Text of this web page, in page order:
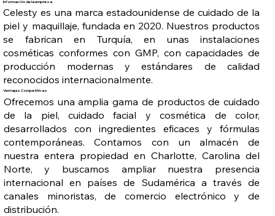
Información de la empresa
Celesty es una marca estadounidense de cuidado de la
piel y maquillaje, fundada en 2020. Nuestros productos
se fabrican en Turquía, en unas instalaciones
cosméticas conformes con GMP, con capacidades de
producción modernas y estándares de calidad
reconocidos internacionalmente.
Ventajas Competitivas
Ofrecemos una amplia gama de productos de cuidado
de la piel, cuidado facial y cosmética de color,
desarrollados con ingredientes eficaces y fórmulas
contemporáneas. Contamos con un almacén de
nuestra entera propiedad en Charlotte, Carolina del
Norte, y buscamos ampliar nuestra presencia
internacional en países de Sudamérica a través de
canales minoristas, de comercio electrónico y de
distribución.